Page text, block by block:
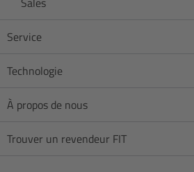
Service
Technologie
À propos de nous
Trouver un revendeur FIT